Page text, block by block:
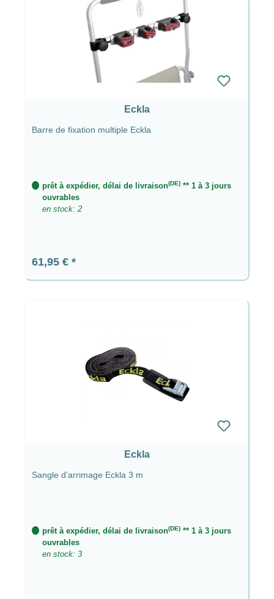
Eckla
Barre de fixation multiple Eckla
prêt à expédier, délai de livraison(DE) ** 1 à 3 jours
ouvrables
en stock: 2
Prix régulier :
61,95 €
Eckla
Sangle d’arrimage Eckla 3 m
prêt à expédier, délai de livraison(DE) ** 1 à 3 jours
ouvrables
en stock: 3